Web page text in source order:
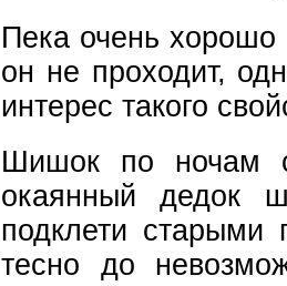
Пека очень хорошо
он не проходит,
интерес такого
Шишок по ночам
окаянный дедок
подклети старыми
тесно до